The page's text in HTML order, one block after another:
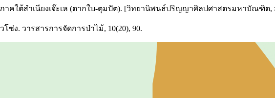
าคใต้สำเนียงเจ๊ะเห (ตากใบ-ตุมปัต). [วิทยานิพนธ์ปริญญาศิลปศาสตรมหาบัณฑิต
ซ่ง. วารสารการจัดการป่าไม้, 10(20), 90.